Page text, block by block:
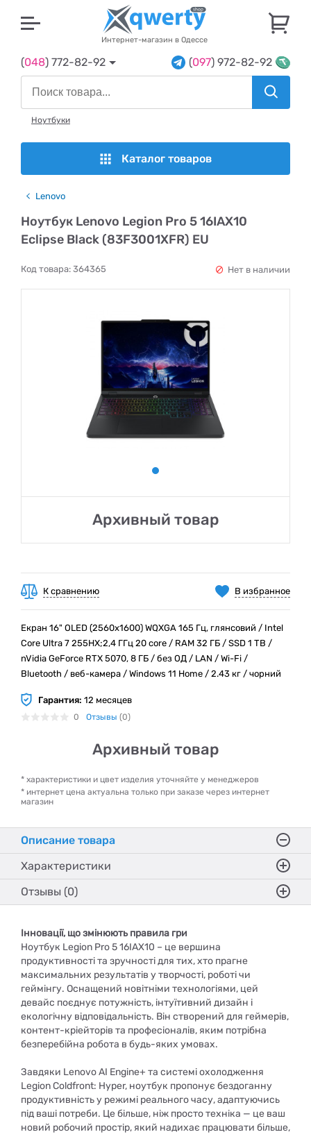
Интернет-магазин в Одессе
(048) 772-82-92 (097) 972-82-92
Ноутбуки
Каталог товаров
Lenovo
Ноутбук Lenovo Legion Pro 5 16IAX10
Eclipse Black (83F3001XFR) EU
Код товара: 364365 Нет в наличии
Архивный товар
В избранное
К сравнению
Екран 16" OLED (2560x1600) WQXGA 165 Гц, глянсовий / Intel
Core Ultra 7 255HX;2,4 ГГц 20 core / RAM 32 ГБ / SSD 1 TB /
nVidia GeForce RTX 5070, 8 ГБ / без ОД / LAN / Wi-Fi /
Bluetooth / веб-камера / Windows 11 Home / 2.43 кг / чорний
Гарантия: 12 месяцев
0 Отзывы (0)
Архивный товар
* характеристики и цвет изделия уточняйте у менеджеров
* интернет цена актуальна только при заказе через интернет
магазин
Описание товара
Характеристики
Отзывы (0)
Інновації, що змінюють правила гри
Ноутбук Legion Pro 5 16IAX10 – це вершина
продуктивності та зручності для тих, хто прагне
максимальних результатів у творчості, роботі чи
геймінгу. Оснащений новітніми технологіями, цей
девайс поєднує потужність, інтуїтивний дизайн і
екологічну відповідальність. Він створений для геймерів,
контент-кріейторів та професіоналів, яким потрібна
безперебійна робота в будь-яких умовах.
Завдяки Lenovo AI Engine+ та системі охолодження
Legion Coldfront: Hyper, ноутбук пропонує бездоганну
продуктивність у режимі реального часу, адаптуючись
під ваші потреби. Це більше, ніж просто техніка — це ваш
новий робочий простір, який надихає працювати більше,